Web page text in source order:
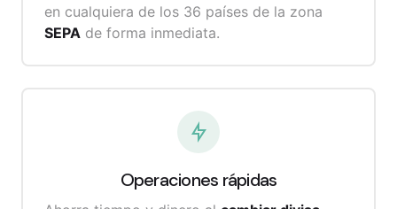
en cualquiera de los 36 países de la zona
SEPA de forma inmediata.
Operaciones rápidas